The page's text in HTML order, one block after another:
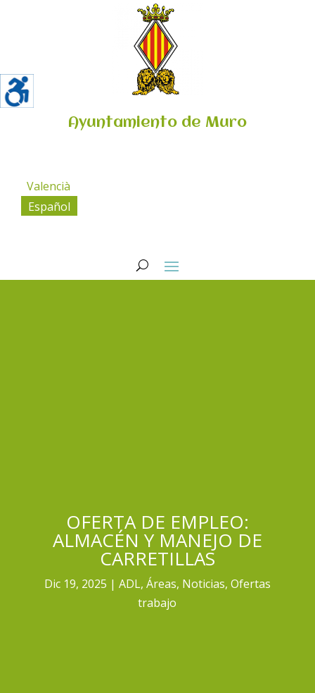
Ayuntamiento de Muro
Valencià
Español
OFERTA DE EMPLEO:
ALMACÉN Y MANEJO DE
CARRETILLAS
Dic 19, 2025 ADL, Áreas, Noticias, Ofertas
trabajo